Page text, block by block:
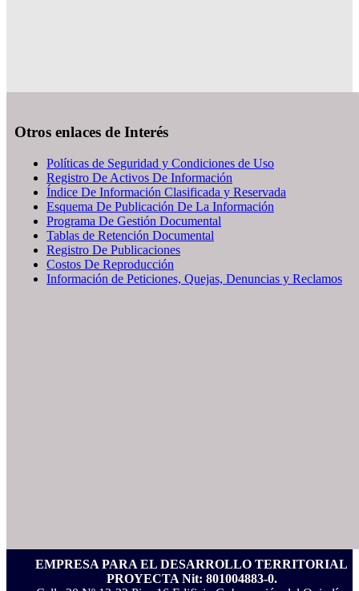
Otros enlaces de Interés
Políticas de Seguridad y Condiciones de Uso
Registro De Activos De Información
Índice De Información Clasificada y Reservada
Esquema De Publicación De La Información
Programa De Gestión Documental
Tablas de Retención Documental
Registro De Publicaciones
Costos De Reproducción
Información de Peticiones, Quejas, Denuncias y Reclamos
EMPRESA PARA EL DESARROLLO TERRITORIAL
PROYECTA Nit: 801004883-0.